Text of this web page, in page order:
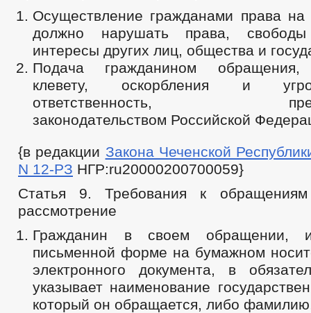
Осуществление гражданами права
должно нарушать права,
интересы других лиц, общества и
Подача гражданином обращения,
клевету, оскорбления и
ответственность,
законодательством Российской
{в редакции Закона Чеченской
N 12-РЗ НГР:ru20000200700059}
Статья 9. Требования к
рассмотрение
Гражданин в своем обращении,
письменной форме на бумажном
электронного документа, в
указывает наименование
который он обращается, либо